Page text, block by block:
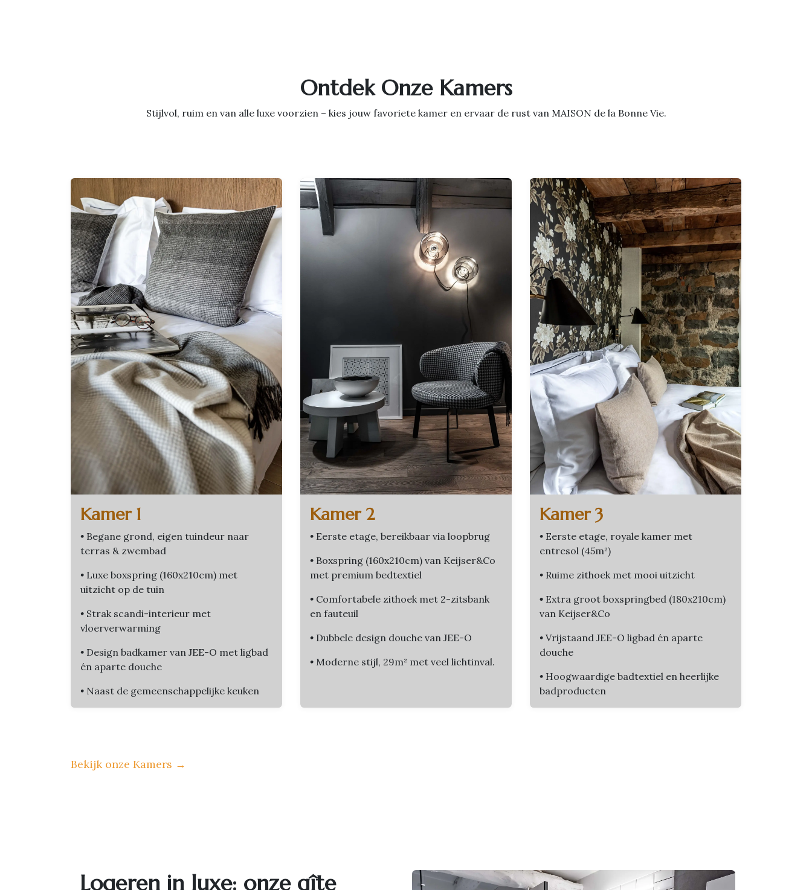
Ontdek Onze Kamers
Stijlvol, ruim en van alle luxe voorzien – kies jouw favoriete kamer en ervaar de rust van MAISON de la Bonne Vie.
Kamer 1
• Begane grond, eigen tuindeur naar
terras & zwembad
• Luxe boxspring (160x210cm) met
uitzicht op de tuin
• Strak scandi-interieur met
vloerverwarming
• Design badkamer van JEE-O met ligbad
én aparte douche
• Naast de gemeenschappelijke keuken
Kamer 2
• Eerste etage, bereikbaar via loopbrug
• Boxspring (160x210cm) van Keijser&Co
met premium bedtextiel
• Comfortabele zithoek met 2-zitsbank
en fauteuil
• Dubbele design douche van JEE-O
• Moderne stijl, 29m² met veel lichtinval.
Kamer 3
• Eerste etage, royale kamer met
entresol (45m²)
• Ruime zithoek met mooi uitzicht
• Extra groot boxspringbed (180x210cm)
van Keijser&Co
• Vrijstaand JEE-O ligbad én aparte
douche
• Hoogwaardige badtextiel en heerlijke
badproducten
Bekijk onze Kamers →
Logeren in luxe: onze gîte